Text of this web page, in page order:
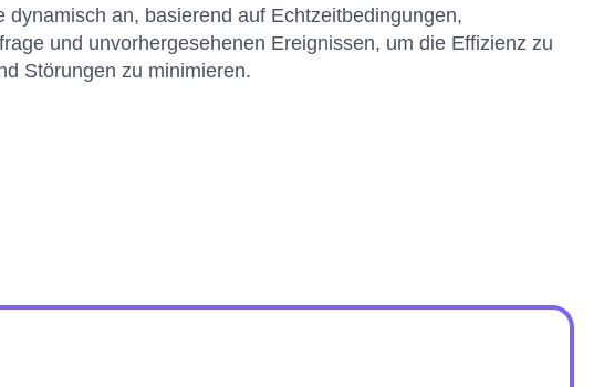
dynamisch an, basierend auf Echtzeitbedingungen,
und unvorhergesehenen Ereignissen, um die Effizienz zu
Störungen zu minimieren.